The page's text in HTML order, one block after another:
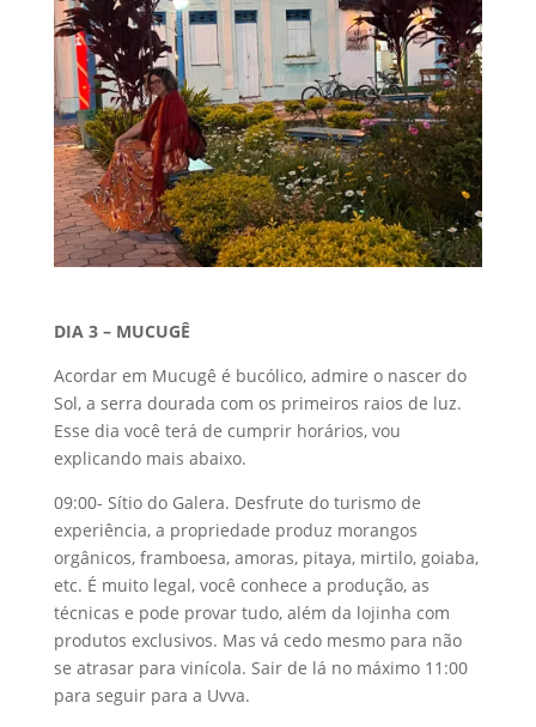
DIA 3 – MUCUGÊ
Acordar em Mucugê é bucólico, admire o nascer do
Sol, a serra dourada com os primeiros raios de luz.
Esse dia você terá de cumprir horários, vou
explicando mais abaixo.
09:00- Sítio do Galera. Desfrute do turismo de
experiência, a propriedade produz morangos
orgânicos, framboesa, amoras, pitaya, mirtilo, goiaba,
etc. É muito legal, você conhece a produção, as
técnicas e pode provar tudo, além da lojinha com
produtos exclusivos. Mas vá cedo mesmo para não
se atrasar para vinícola. Sair de lá no máximo 11:00
para seguir para a Uvva.